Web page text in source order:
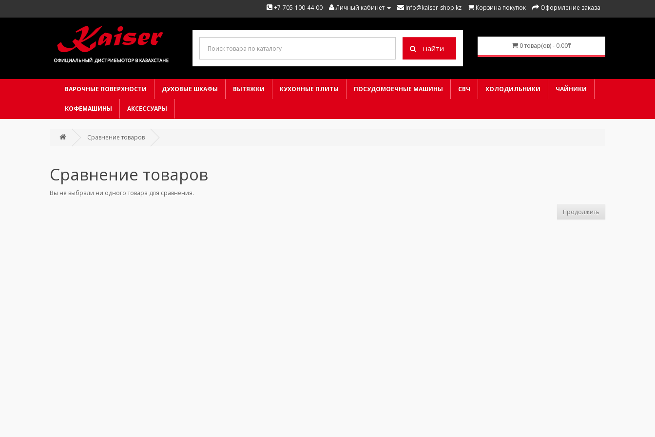
+7-705-100-44-00 Личный кабинет info@kaiser-shop.kz Корзина покупок Оформление заказа
найти 0 товар(ов) - 0.00₸
ВАРОЧНЫЕ ПОВЕРХНОСТИ ДУХОВЫЕ ШКАФЫ ВЫТЯЖКИ КУХОННЫЕ ПЛИТЫ ПОСУДОМОЕЧНЫЕ МАШИНЫ СВЧ ХОЛОДИЛЬНИКИ ЧАЙНИКИ
КОФЕМАШИНЫ АКСЕССУАРЫ
Сравнение товаров
Сравнение товаров
Вы не выбрали ни одного товара для сравнения.
Продолжить